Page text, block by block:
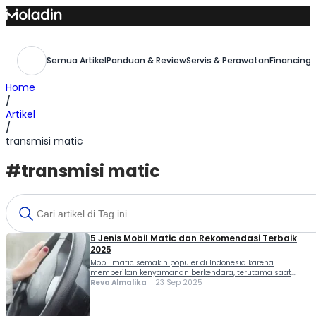
Skip
to
Semua ArtikelPanduan & ReviewServis & Perawatan
Home
/
Artikel
/
transmisi matic
#transmisi matic
5 Jenis Mobil Matic dan Rekomendasi Terbaik
2025
Mobil matic semakin populer di Indonesia karena
memberikan kenyamanan berkendara, terutama saat
menghadapi lalu lintas padat di perkotaan. Jenis mobil
Reva Almalika 23 Sep 2025